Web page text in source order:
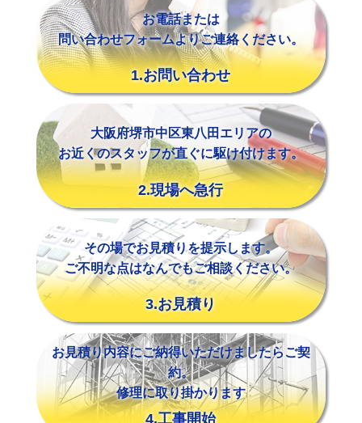
※給水管工事は20mmまでの価格です。
お電話または
問い合わせフォームよりご連絡ください。
1.お問い合わせ
大阪府堺市中区東八田エリアの
お近くのスタッフが直ぐに駆け付けます。
2.現場へ急行
その場でお見積りを提示します。
ご不明な点はなんでもご相談ください。
3.お見積り
お見積り内容にご納得いただけましたらご契
約。
修理に取り掛かります
4.工事開始